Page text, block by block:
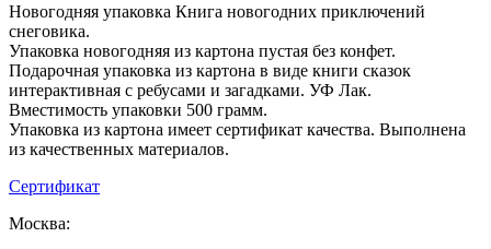
Новогодняя упаковка Книга новогодних приключений
снеговика.
Упаковка новогодняя из картона пустая без конфет.
Подарочная упаковка из картона в виде книги сказок
интерактивная с ребусами и загадками. УФ Лак.
Вместимость упаковки 500 грамм.
Упаковка из картона имеет сертификат качества. Выполнена
из качественных материалов.
Сертификат
Москва: